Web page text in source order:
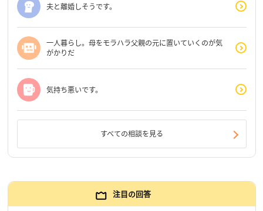
夫と離婚しそうです。
一人暮らし。母をモラハラ父親の元に置いていくのが気
がかりだ
気持ち悪いです。
すべての相談を見る
注目の回答